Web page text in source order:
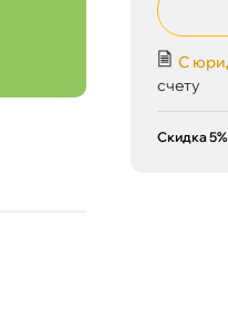
С
счету
Скидка 5%